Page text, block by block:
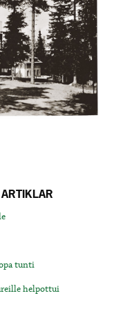
tunti
helpottui